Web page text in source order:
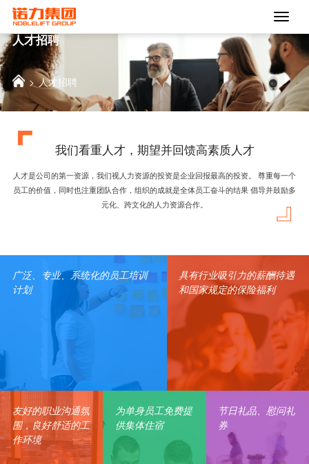
人才招聘
>人才招聘
我们看重人才，期望并回馈高素质人才
人才是公司的第一资源，我们视人力资源的投资是企业回报最高的投资。 尊重每一个
员工的价值，同时也注重团队合作，组织的成就是全体员工奋斗的结果倡导并鼓励多
元化、跨文化的人力资源合作。
广泛、专业、系统化的员工培训
计划
具有行业吸引力的薪酬待遇
和国家规定的保险福利
友好的职业沟通氛
围，良好舒适的工
作环境
为单身员工免费提
供集体住宿
节日礼品、慰问礼
券